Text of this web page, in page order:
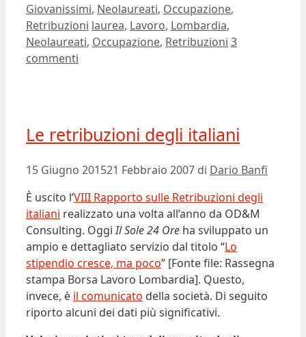
Categorie
Giovanissimi, Neolaureati, Occupazione,
Retribuzioni Tag
laurea, Lavoro, Lombardia,
Neolaureati, Occupazione, Retribuzioni 3
commenti
Le retribuzioni degli italiani
15 Giugno 201521 Febbraio 2007 di Dario Banfi
È uscito l’VIII Rapporto sulle Retribuzioni degli
italiani realizzato una volta all’anno da OD&M
Consulting. OggiIl Sole 24 Ore ha sviluppato un
ampio e dettagliato servizio dal titolo “Lo
stipendio cresce, ma poco” [Fonte file: Rassegna
stampa Borsa Lavoro Lombardia]. Questo,
invece, è il comunicato della società. Di seguito
riporto alcuni dei dati più significativi.